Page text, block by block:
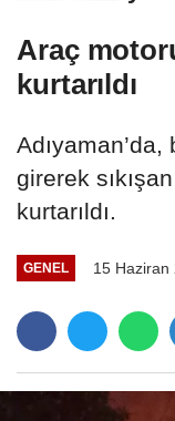
Araç
kurtarıldı
girerek
kurtarıldı.
GENEL 15 Haziran